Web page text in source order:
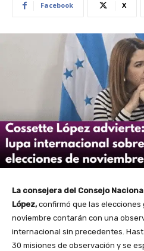
Facebook X
La consejera del Consejo
López,confirmó que las elecciones
noviembre contarán con una
internacional sin precedentes.
30 misiones de observación y se